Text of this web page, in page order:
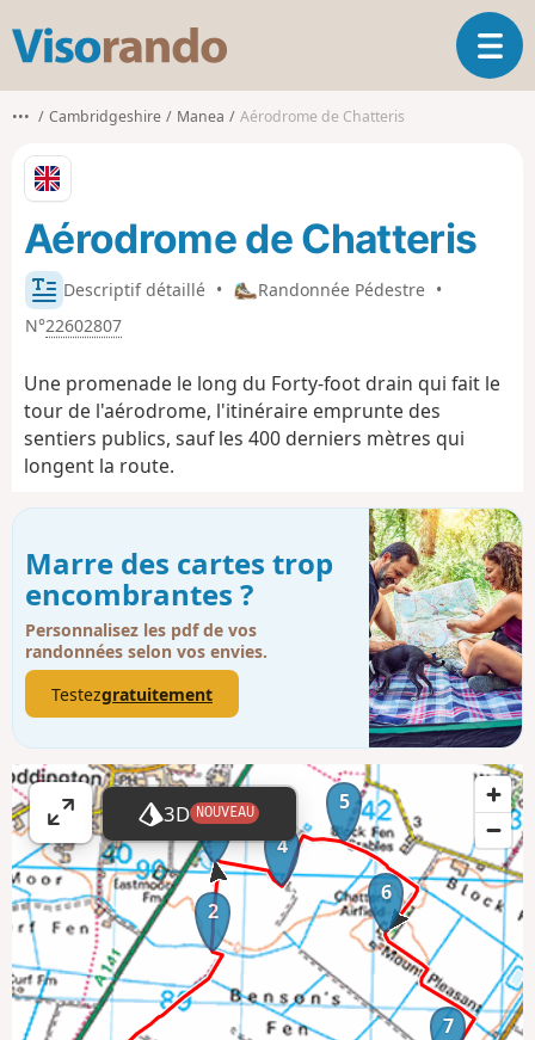
s
o
o
O
u
a
••• Cambridgeshire Manea Aérodrome de Chatteris
Descriptif détaillé • Randonnée Pédestre •
N°22602807
Aérodrome de Chatteris
Une promenade le long du Forty-foot drain qui fait le
tour de l'aérodrome, l'itinéraire emprunte des
sentiers publics, sauf les 400 derniers mètres qui
longent la route.
Marre des cartes trop
encombrantes ?
Personnalisez les pdf de vos
randonnées selon vos envies.
Testezgratuitement
A
ff
i
c
e
r
3D NOUVEAU
2
3
4
5
6
7